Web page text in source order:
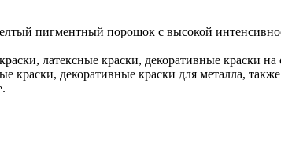
пигментный порошок с высокой
латексные краски, декоративные краски на
краски, декоративные краски для металла,